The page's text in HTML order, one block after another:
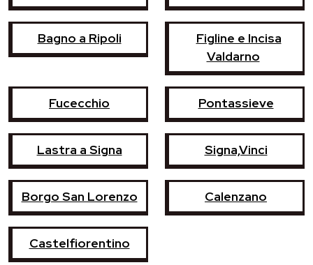
Bagno a Ripoli
Figline e Incisa
Valdarno
Fucecchio Pontassieve
Lastra a Signa Signa,Vinci
Borgo San Lorenzo Calenzano
Castelfiorentino